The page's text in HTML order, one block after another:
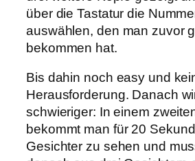
über die Tastatur die
auswählen, den man zuvor
bekommen hat.
Bis dahin noch easy und
Herausforderung. Danach
schwieriger: In einem
bekommt man für 20
Gesichter zu sehen und